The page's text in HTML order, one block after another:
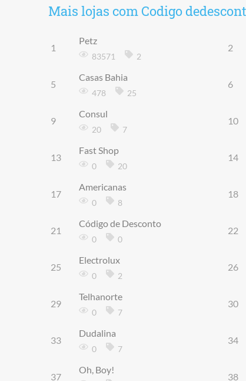
Mais lojas com Codigo
1
Petz
83571 2
2
5
Casas Bahia
478 25
6
9
Consul
20 7
10
13
Fast Shop
0 20
14
17
Americanas
0 8
18
21
Código de Desconto
0 0
22
25
Electrolux
0 2
26
29
Telhanorte
0 7
30
33
Dudalina
0 7
34
37
Oh, Boy!
38